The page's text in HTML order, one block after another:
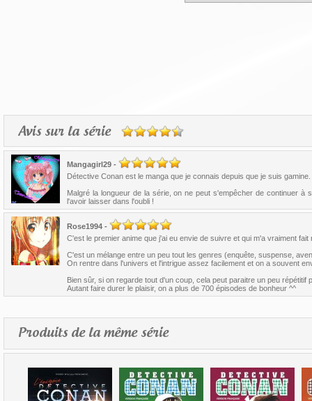
Avis sur la série
Mangagirl29 -
Détective Conan est le manga que je connais depuis que je suis
Malgré la longueur de la série, on ne peut s'empêcher de continuer
l'avoir laisser dans l'oubli !
Rose1994 -
C'est le premier anime que j'ai eu envie de suivre et qui m'a vraiment
C'est un mélange entre un peu tout les genres (enquête, suspense,
On rentre dans l'univers et l'intrigue assez facilement et on a souvent
Bien sûr, si on regarde tout d'un coup, cela peut paraitre un peu répétitif
Autant faire durer le plaisir, on a plus de 700 épisodes de bonheur ^^
Produits de la même série